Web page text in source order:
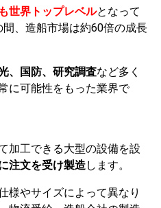
世界トップレベルとなって
、造船市場は約60倍の成長
、国防、研究調査など多く
に可能性をもった業界で
加工できる大型の設備を設
注文を受け製造します。
様やサイズによって異なり